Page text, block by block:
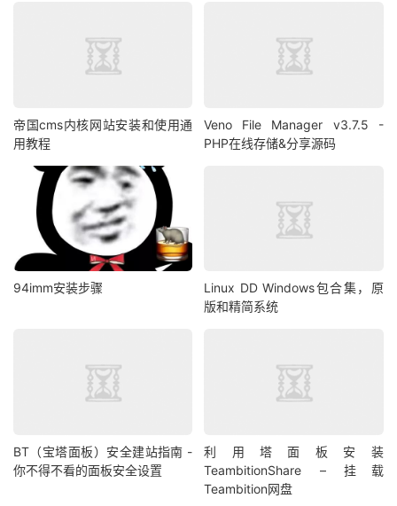
帝国cms内核网站安装和使用通
用教程
Veno File Manager v3.7.5 -
PHP在线存储&分享源码
94imm安装步骤
Linux DD Windows包合集，原
版和精简系统
BT（宝塔面板）安全建站指南 -
你不得不看的面板安全设置
利用塔面板安装
TeambitionShare – 挂载
Teambition网盘